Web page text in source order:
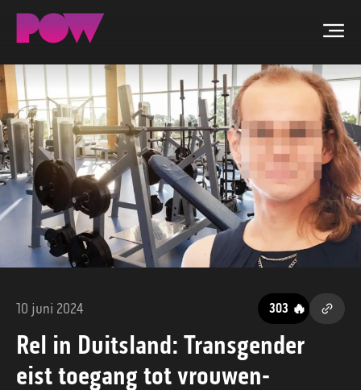
ZOEKEN
NIEUWS
PROGRAMMA'S
TIP DE REDACTIE
WORD LID
10 juni 2024 303 🔥
Rel in Duitsland: Transgender
eist toegang tot vrouwen-